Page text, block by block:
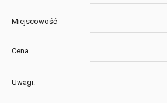
Miejscowość
Cena
Uwagi: